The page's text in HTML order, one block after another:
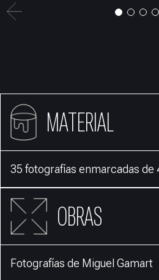
MATERIAL
35 fotografías enmarcadas de
OBRAS
Fotografías de Miguel Gamart